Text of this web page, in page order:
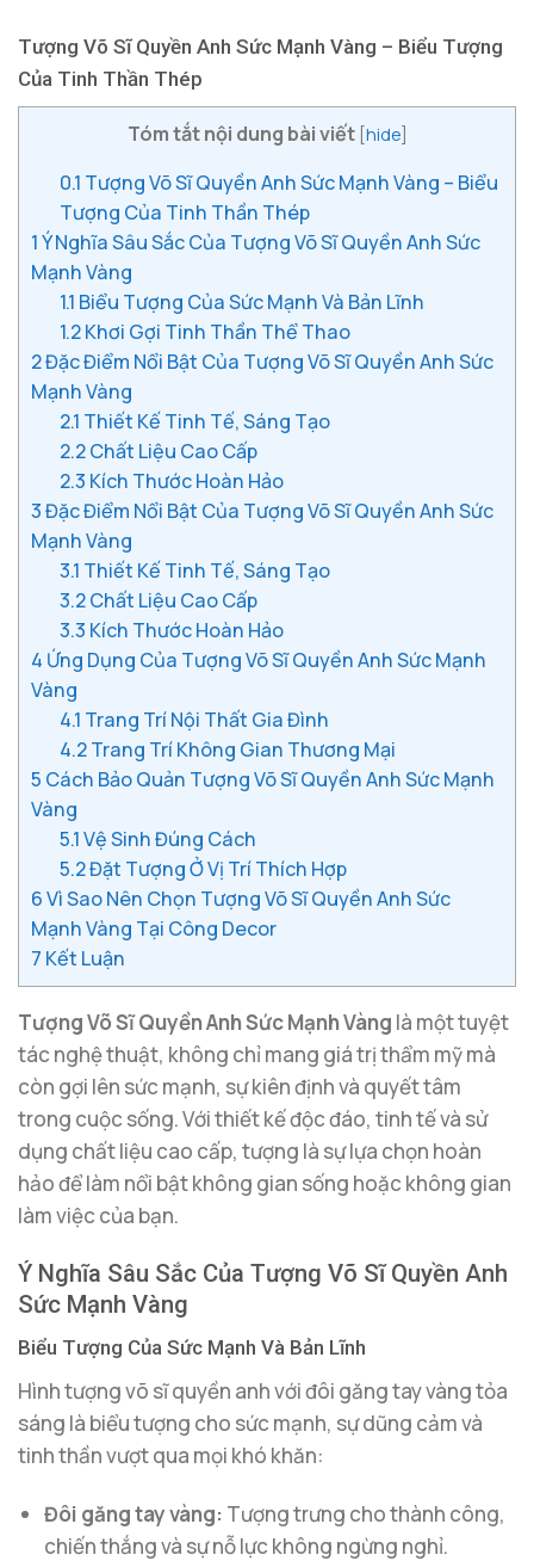
Tượng Võ Sĩ Quyền Anh Sức Mạnh Vàng – Biểu Tượng
Của Tinh Thần Thép
Tóm tắt nội dung bài viết [hide]
0.1 Tượng Võ Sĩ Quyền Anh Sức Mạnh Vàng – Biểu
Tượng Của Tinh Thần Thép
1Ý Nghĩa Sâu Sắc Của Tượng Võ Sĩ Quyền Anh Sức
Mạnh Vàng
1.1 Biểu Tượng Của Sức Mạnh Và Bản Lĩnh
1.2Khơi Gợi Tinh Thần Thể Thao
2Đặc Điểm Nổi Bật Của Tượng Võ Sĩ Quyền Anh Sức
Mạnh Vàng
2.1 Thiết Kế Tinh Tế, Sáng Tạo
2.2Chất Liệu Cao Cấp
2.3 Kích Thước Hoàn Hảo
3Đặc Điểm Nổi Bật Của Tượng Võ Sĩ Quyền Anh Sức
Mạnh Vàng
3.1 Thiết Kế Tinh Tế, Sáng Tạo
3.2Chất Liệu Cao Cấp
3.3 Kích Thước Hoàn Hảo
4 Ứng Dụng Của Tượng Võ Sĩ Quyền Anh Sức Mạnh
Vàng
4.1 Trang Trí Nội Thất Gia Đình
4.2Trang Trí Không Gian Thương Mại
5 Cách Bảo Quản Tượng Võ Sĩ Quyền Anh Sức Mạnh
Vàng
5.1Vệ Sinh Đúng Cách
5.2Đặt Tượng Ở Vị Trí Thích Hợp
6Vì Sao Nên Chọn Tượng Võ Sĩ Quyền Anh Sức
Mạnh Vàng Tại Công Decor
7 Kết Luận
Tượng Võ Sĩ Quyền Anh Sức Mạnh Vàng là một tuyệt
tác nghệ thuật, không chỉ mang giá trị thẩm mỹ mà
còn gợi lên sức mạnh, sự kiên định và quyết tâm
trong cuộc sống. Với thiết kế độc đáo, tinh tế và sử
dụng chất liệu cao cấp, tượng là sự lựa chọn hoàn
hảo để làm nổi bật không gian sống hoặc không gian
làm việc của bạn.
Ý Nghĩa Sâu Sắc Của Tượng Võ Sĩ Quyền Anh
Sức Mạnh Vàng
Biểu Tượng Của Sức Mạnh Và Bản Lĩnh
Hình tượng võ sĩ quyền anh với đôi găng tay vàng tỏa
sáng là biểu tượng cho sức mạnh, sự dũng cảm và
tinh thần vượt qua mọi khó khăn:
Đôi găng tay vàng: Tượng trưng cho thành công,
chiến thắng và sự nỗ lực không ngừng nghỉ.